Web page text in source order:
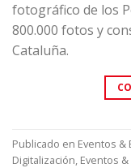
fotográfico de los
800.000 fotos y
Cataluña.
Publicado en Eventos &
Digitalización, Eventos